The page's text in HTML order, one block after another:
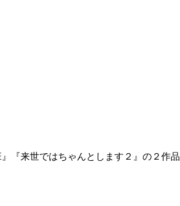
『来世ではちゃんとします２』の２